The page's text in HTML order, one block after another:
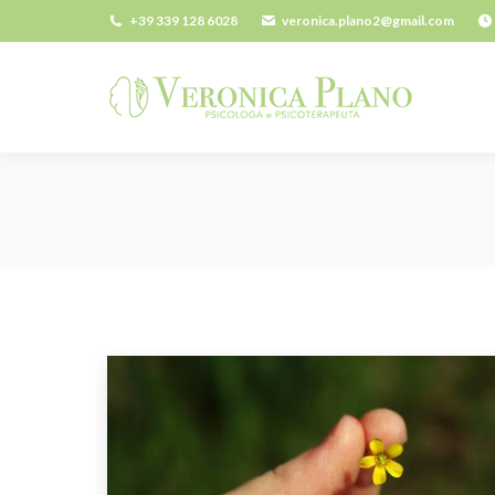
+39 339 128 6028 veronica.plano2@gmail.com